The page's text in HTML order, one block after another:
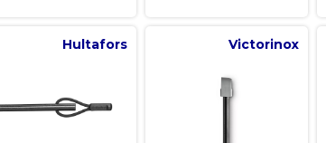
Hultafors Victorinox